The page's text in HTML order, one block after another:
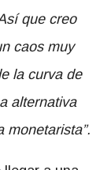
que creo
caos muy
la curva de
alternativa
monetarista”.